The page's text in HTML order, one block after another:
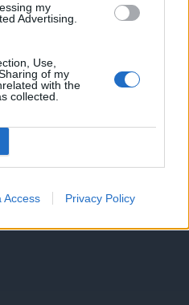
my
Advertising.
Use,
of my
with the
collected.
Access Privacy Policy